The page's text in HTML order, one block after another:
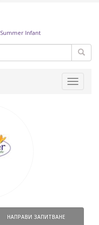
Summer Infant
Toggle
НАПРАВИ ЗАПИТВАНЕ